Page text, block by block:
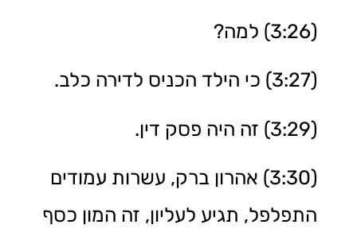
(3:26) למה?
(3:27) כי הילד הכניס לדירה כלב.
(3:29) זה היה פסק דין.
(3:30) אהרון ברק, עשרות עמודים
התפלפל, תגיע לעליון, זה המון כסף